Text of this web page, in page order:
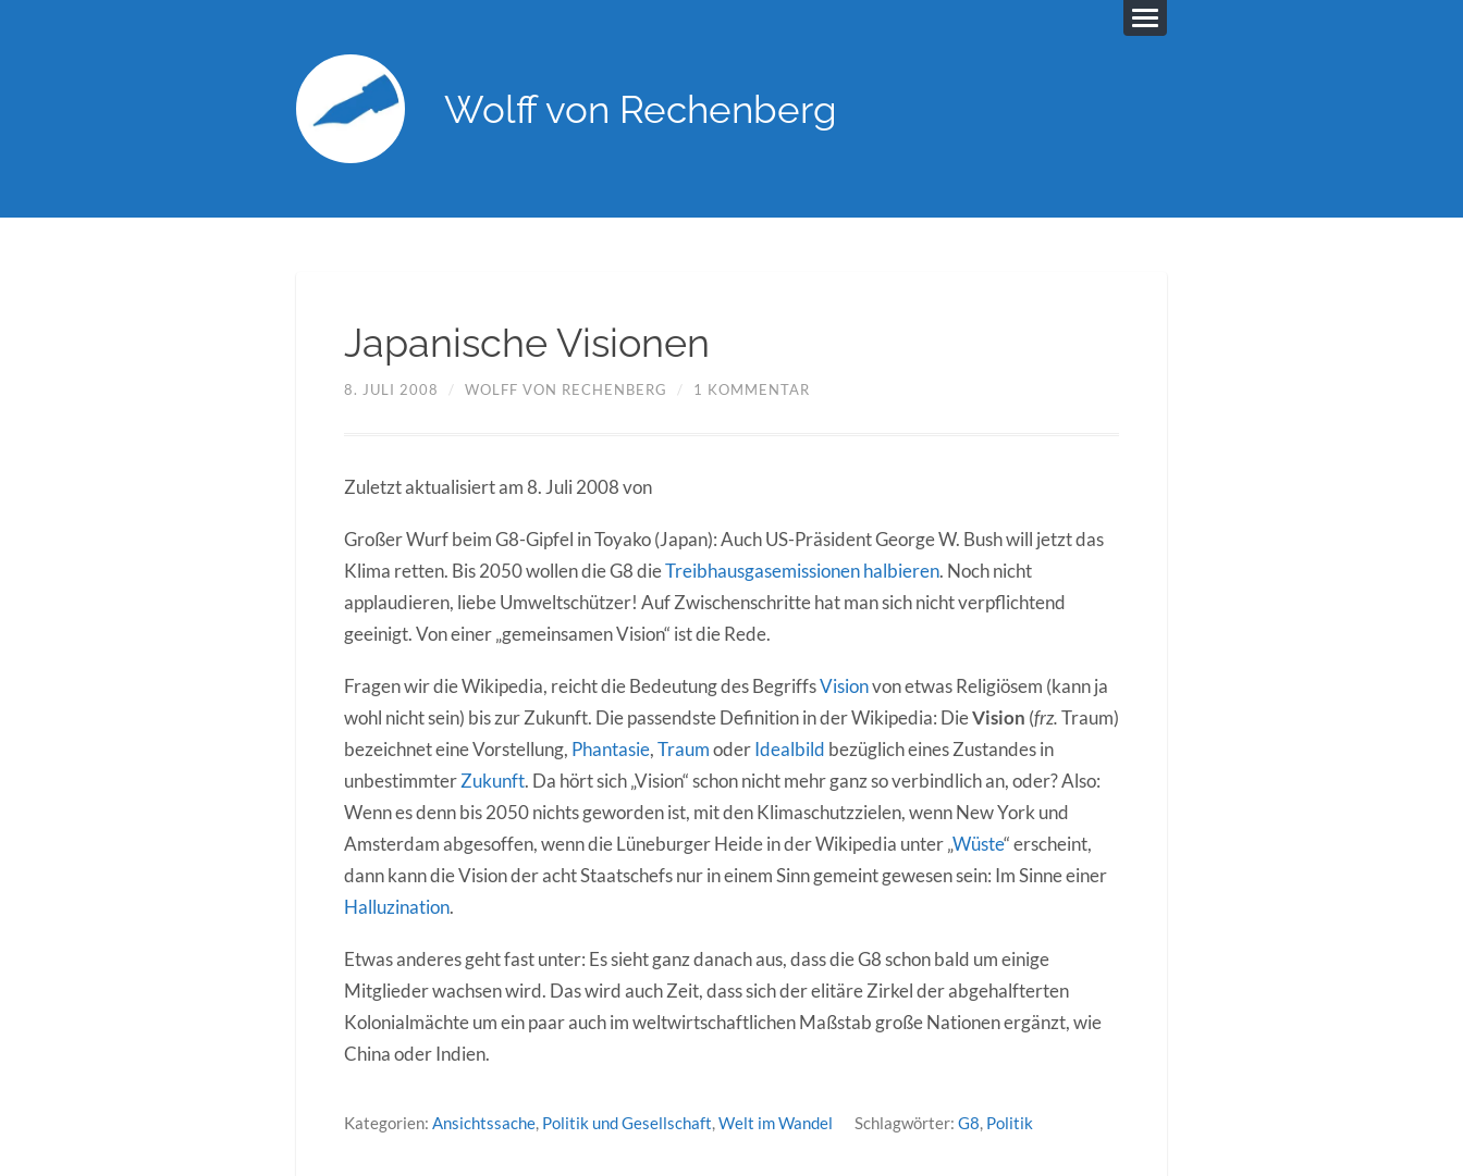
Wolff von Rechenberg
Japanische Visionen
8. JULI 2008 / WOLFF VON RECHENBERG / 1 KOMMENTAR
Zuletzt aktualisiert am 8. Juli 2008 von
Großer Wurf beim G8-Gipfel in Toyako (Japan): Auch US-Präsident George W. Bush will jetzt das
Klima retten. Bis 2050 wollen die G8 dieTreibhausgasemissionen halbieren. Noch nicht
applaudieren, liebe Umweltschützer! Auf Zwischenschritte hat man sich nicht verpflichtend
geeinigt. Von einer „gemeinsamen Vision“ ist die Rede.
Fragen wir die Wikipedia, reicht die Bedeutung des BegriffsVisionvon etwas Religiösem (kann ja
wohl nicht sein) bis zur Zukunft. Die passendste Definition in der Wikipedia: DieVision (frz.Traum)
bezeichnet eine Vorstellung, Phantasie,TraumoderIdealbild bezüglich eines Zustandes in
unbestimmterZukunft. Da hört sich „Vision“ schon nicht mehr ganz so verbindlich an, oder? Also:
Wenn es denn bis 2050 nichts geworden ist, mit den Klimaschutzzielen, wenn New York und
Amsterdam abgesoffen, wenn die Lüneburger Heide in der Wikipedia unter „Wüste“ erscheint,
dann kann die Vision der acht Staatschefs nur in einem Sinn gemeint gewesen sein: Im Sinne einer
Halluzination.
Etwas anderes geht fast unter: Es sieht ganz danach aus, dass die G8 schon bald um einige
Mitglieder wachsen wird. Das wird auch Zeit, dass sich der elitäre Zirkel der abgehalfterten
Kolonialmächte um ein paar auch im weltwirtschaftlichen Maßstab große Nationen ergänzt, wie
China oder Indien.
Kategorien: Ansichtssache, Politik und Gesellschaft,Welt im Wandel Schlagwörter: G8, Politik